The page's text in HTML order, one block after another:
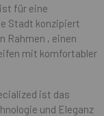
für eine
Stadt konzipiert
Rahmen , einen
mit komfortabler
ist das
und Eleganz